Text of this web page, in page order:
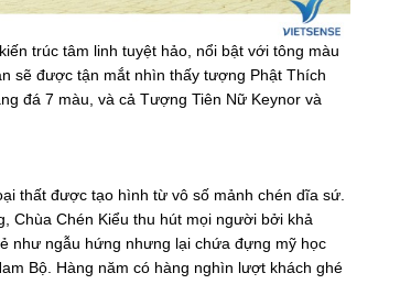
trúc tâm linh tuyệt hảo, nổi bật với tông màu
sẽ được tận mắt nhìn thấy tượng Phật Thích
đá 7 màu, và cả Tượng Tiên Nữ Keynor và
thất được tạo hình từ vô số mảnh chén dĩa sứ.
Chùa Chén Kiểu thu hút mọi người bởi khả
như ngẫu hứng nhưng lại chứa đựng mỹ học
Bộ. Hàng năm có hàng nghìn lượt khách ghé